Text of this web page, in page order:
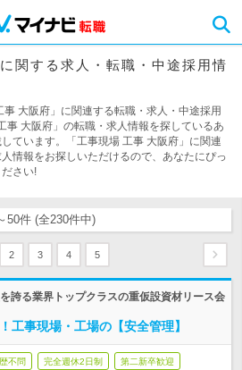
関する求人・転職・中途採用情
大阪府」に関連する転職・求人・中途採用
事 大阪府」の転職・求人情報を探しているあ
ています。「工事現場 工事 大阪府」に関連
情報をお探しいただけるので、あなたにぴっ
さい!
50件 (全230件中)
2 3 4 5
誇る業界トップクラスの重仮設資材リース会
工事現場・工場の【安全管理】
不問 完全週休2日制 第二新卒歓迎